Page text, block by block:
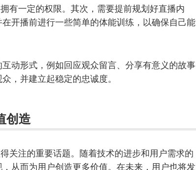
有一定的权限。其次，需要提前规划好直播内
开播前进行一些简单的体能训练，以确保自己能
动形式，例如回应观众留言、分享有意义的故事
，并建立起稳定的忠诚度。
创造
关注的重要话题。随着技术的进步和用户需求的
从而为用户创造更多价值。在未来，用户也将发